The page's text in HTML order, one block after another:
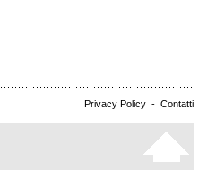
Privacy Policy - Contatti